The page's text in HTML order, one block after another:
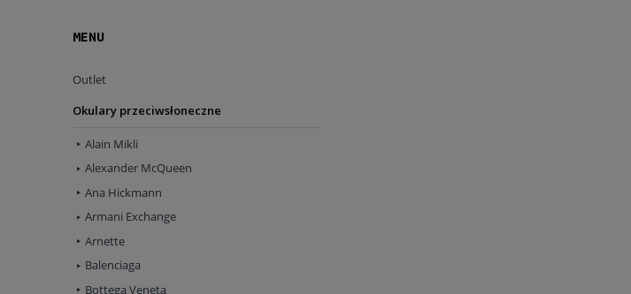
MENU
Outlet
Okulary przeciwsłoneczne
Alain Mikli
Alexander McQueen
Ana Hickmann
Armani Exchange
Arnette
Balenciaga
Bottega Veneta